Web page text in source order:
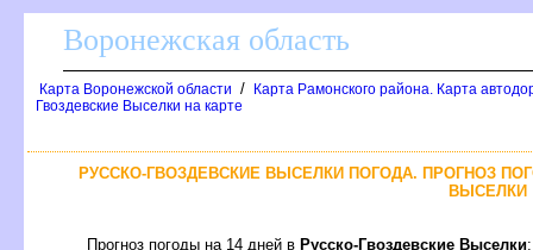
оронежская область
Карта Воронежской области /
Карта Рамонского района. Карта
Гвоздевские Выселки на карте
РУССКО-ГВОЗДЕВСКИЕ ВЫСЕЛКИ ПОГОДА. ПРОГНОЗ
ЫСЕЛКИ
Прогноз погоды на 14 дней Русско-Гвоздевские Выселки: